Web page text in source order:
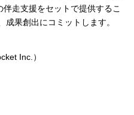
走支援をセットで提供するこ
果創出にコミットします。
Inc.）